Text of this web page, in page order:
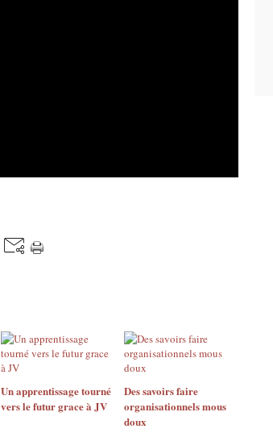
Un apprentissage tourné
vers le futur grace à JV
Des savoirs faire
organisationnels mous
doux